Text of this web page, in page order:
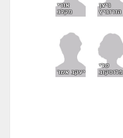
ניצן
הורוביץ
אורי
מקלב
טלי
פלוסקוב יעקב אשר